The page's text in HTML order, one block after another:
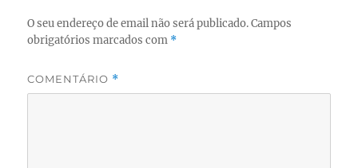
O seu endereço de email não será publicado. Campos
obrigatórios marcados com *
COMENTÁRIO *